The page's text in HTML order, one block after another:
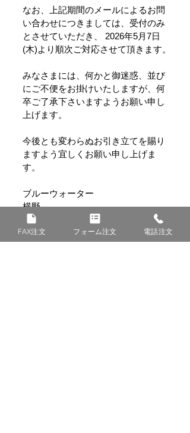
なお、上記期間のメールによるお問
い合わせにつきましては、受付のみ
とさせていただき、 2026年5月7日
(木)より順次ご対応させて頂きます。
みなさまには、何かと御迷惑、並び
にご不便をお掛けいたしますが、何
卒ご了承下さいますようお願い申し
上げます。
今後とも変わらぬお引き立てを賜り
ますよう宜しくお願い申し上げま
す。
ブルーウォーター
横野
お知らせ
新着情報とお知らせ
FAX注文 フォーム注文 電話注文